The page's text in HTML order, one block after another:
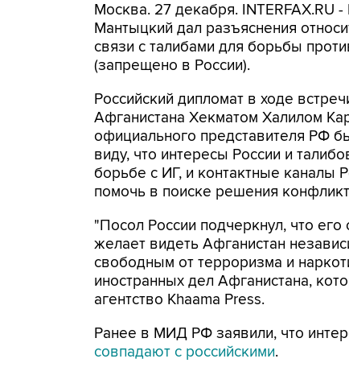
Москва. 27 декабря. INTERFAX.RU
Мантыцкий дал разъяснения
связи с талибами для борьбы
(запрещено в России).
Российский дипломат в ходе
Афганистана Хекматом Халилом
официального представителя РФ
виду, что интересы России и
борьбе с ИГ, и контактные каналы
помочь в поиске решения
"Посол России подчеркнул, что
желает видеть Афганистан
свободным от терроризма и
иностранных дел Афганистана,
агентство Khaama Press.
Ранее в МИД РФ заявили, что
совпадают с российскими.